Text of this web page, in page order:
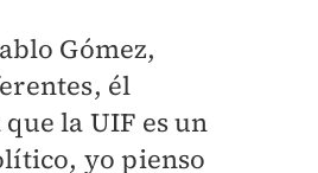
Gómez,
él
la UIF es un
yo pienso